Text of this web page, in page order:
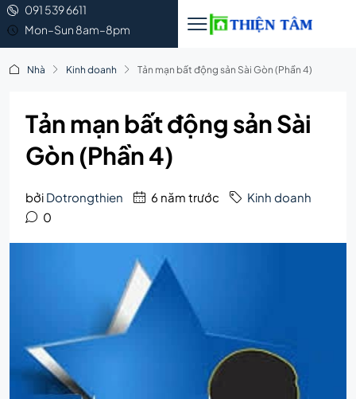
091 539 6611
Mon–Sun 8am–8pm
Nhà Kinh doanh Tản mạn bất động sản Sài Gòn (Phần 4)
Tản mạn bất động sản Sài
Gòn (Phần 4)
bởi Dotrongthien 6 năm trước
Kinh doanh
0